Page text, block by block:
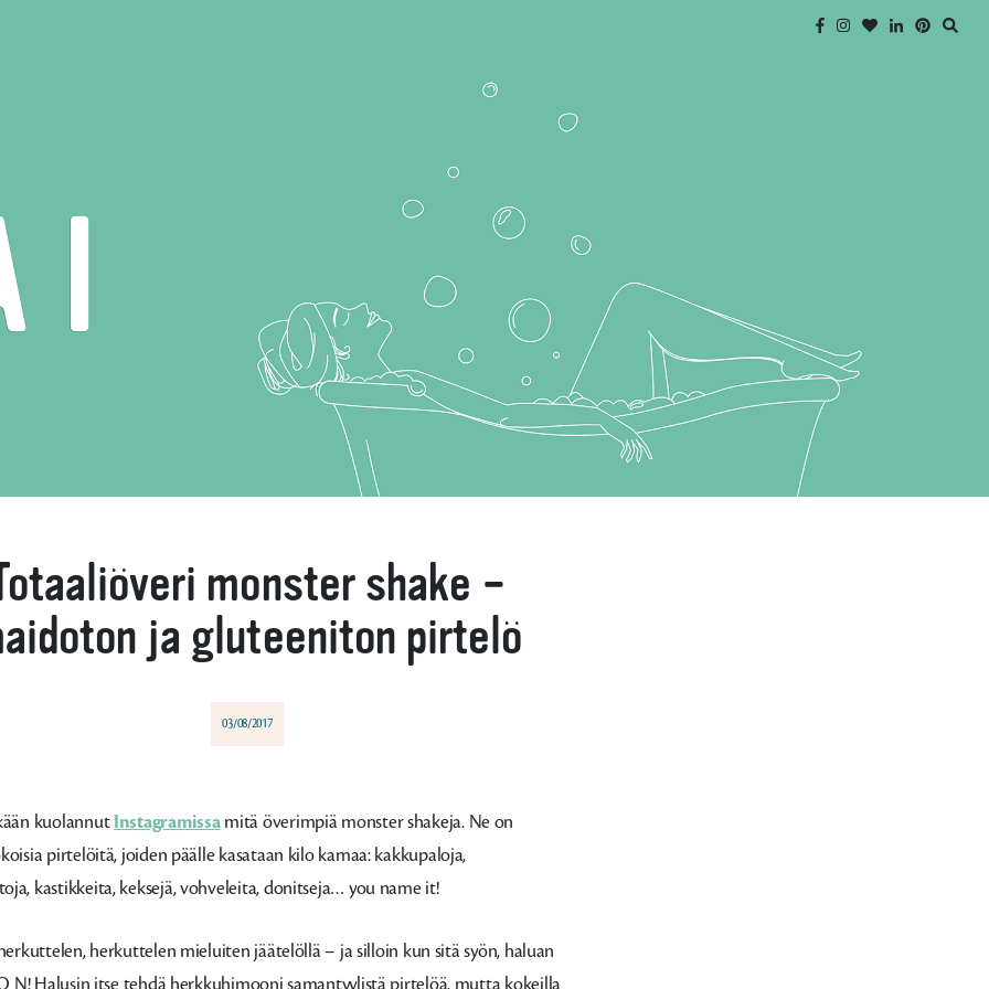
monster shake –
ja gluteeniton pirtelö
03/08/2017
kuolannutInstagramissamitä överimpiä monster shakeja. Ne on
pirtelöitä, joiden päälle kasataan kilo kamaa: kakkupaloja,
kastikkeita, keksejä, vohveleita, donitseja… you name it!
herkuttelen mieluiten jäätelöllä – ja silloin kun sitä syön, haluan